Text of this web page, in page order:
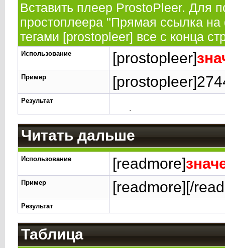
Вставить плеер ProstoPleer. Для
простоплеера "Прямая ссылка
тегами [prostopleer] все с конца
Использование [prostopleer]
Пример
Результат
Читать дальше
Использование [readmore]
Пример [readmore][/
Результат
Таблица